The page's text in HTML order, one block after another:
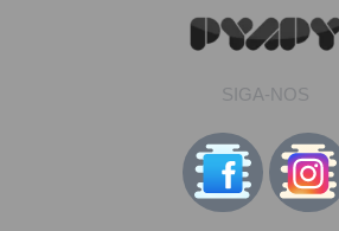
SIGA-NOS